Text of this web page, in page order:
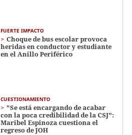
FUERTE IMPACTO
Choque de bus escolar provoca
heridas en conductor y estudiante
en el Anillo Periférico
CUESTIONAMIENTO
"Se está encargando de acabar
con la poca credibilidad de la CSJ":
Maribel Espinoza cuestiona el
regreso de JOH